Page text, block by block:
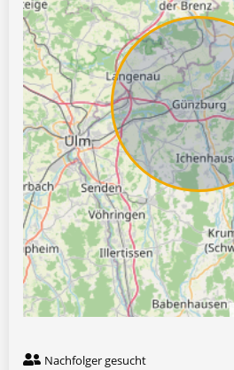
Nachfolger gesucht